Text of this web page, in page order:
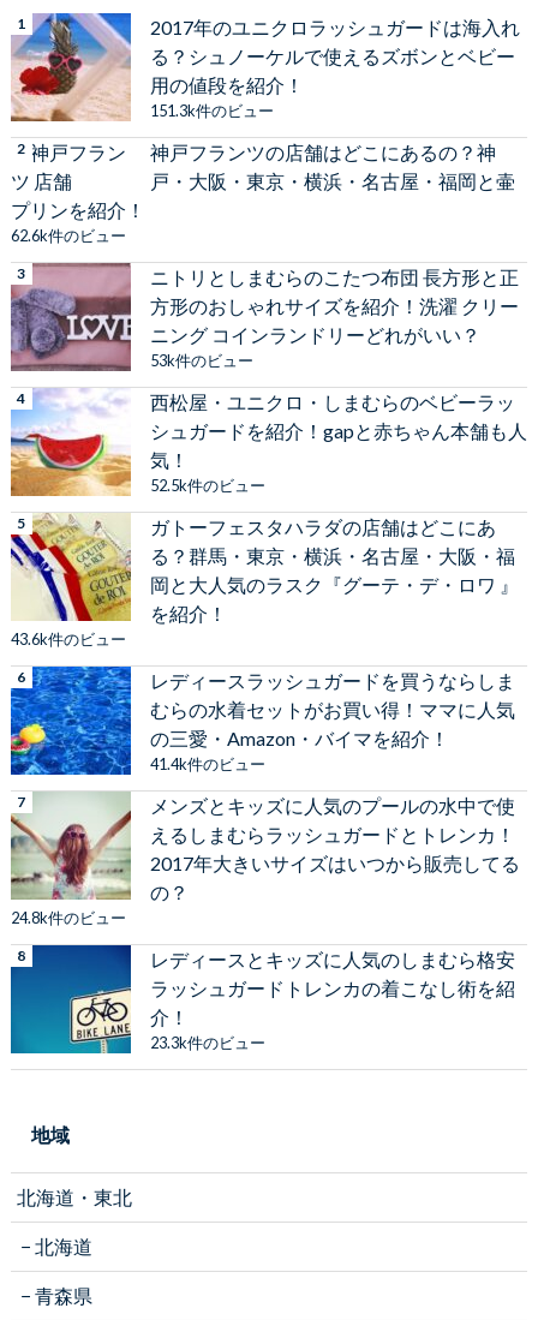
2017年のユニクロラッシュガードは海入れ
る？シュノーケルで使えるズボンとベビー
用の値段を紹介！
151.3k件のビュー
神戸フランツの店舗はどこにあるの？神
戸・大阪・東京・横浜・名古屋・福岡と壷
プリンを紹介！
62.6k件のビュー
ニトリとしまむらのこたつ布団 長方形と正
方形のおしゃれサイズを紹介！洗濯 クリー
ニング コインランドリーどれがいい？
53k件のビュー
西松屋・ユニクロ・しまむらのベビーラッ
シュガードを紹介！gapと赤ちゃん本舗も人
気！
52.5k件のビュー
ガトーフェスタハラダの店舗はどこにあ
る？群馬・東京・横浜・名古屋・大阪・福
岡と大人気のラスク『グーテ・デ・ロワ 』
を紹介！
43.6k件のビュー
レディースラッシュガードを買うならしま
むらの水着セットがお買い得！ママに人気
の三愛・Amazon・バイマを紹介！
41.4k件のビュー
メンズとキッズに人気のプールの水中で使
えるしまむらラッシュガードとトレンカ！
2017年大きいサイズはいつから販売してる
の？
24.8k件のビュー
レディースとキッズに人気のしまむら格安
ラッシュガードトレンカの着こなし術を紹
介！
23.3k件のビュー
地域
北海道・東北
北海道
青森県